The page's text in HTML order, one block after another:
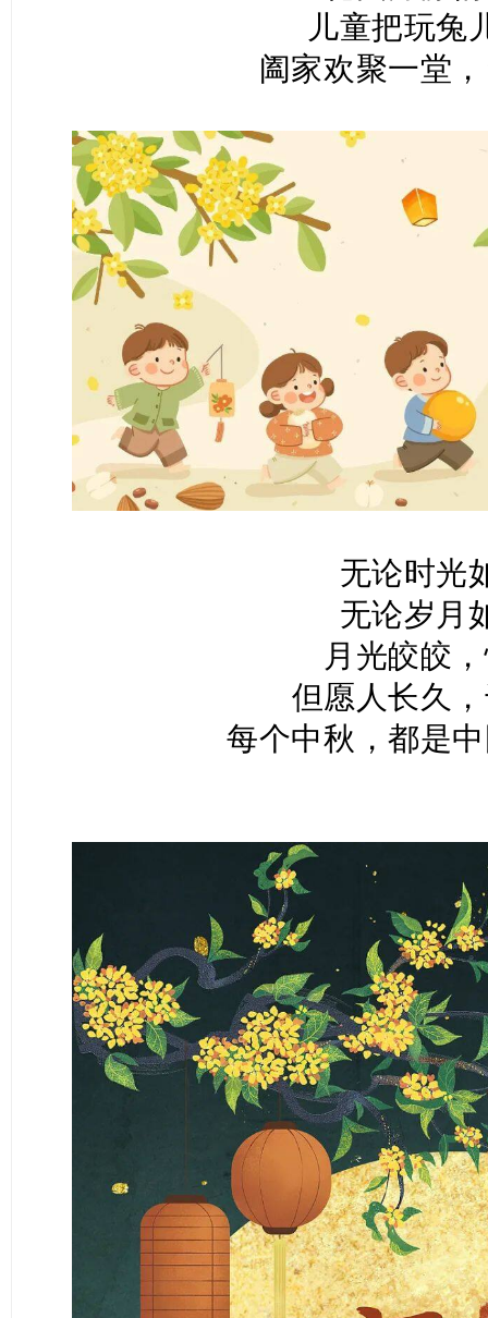
儿童把玩兔
阖家欢聚一堂
无论时光
无论岁月
月光皎皎
但愿人长久
每个中秋，都是